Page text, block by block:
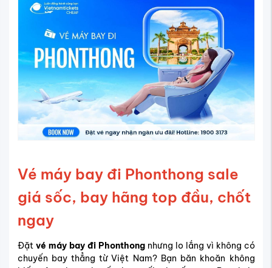
Vé máy bay đi Phonthong sale
giá sốc, bay hãng top đầu, chốt
ngay
Đặtvé máy bay đi Phonthongnhưng lo lắng vì không có
chuyến bay thẳng từ Việt Nam? Bạn băn khoăn không